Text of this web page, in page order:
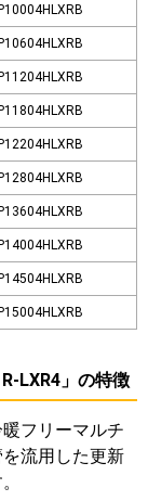
LXR4」の特徴
フリーマルチ
を流用した更新